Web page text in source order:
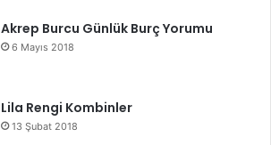
Akrep Burcu Günlük Burç Yorumu
6 Mayıs 2018
Lila Rengi Kombinler
13 Şubat 2018